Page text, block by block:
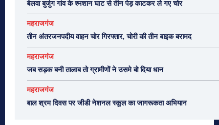
बेलवा बुर्जुग गांव के श्मशान घाट से तीन पेड़ काटकर ले गए चोर
महराजगंज
तीन अंतरजनपदीय वाहन चोर गिरफ्तार, चोरी की तीन बाइक बरामद
महराजगंज
जब सड़क बनी तालाब तो ग्रामीणों ने उसमे बो दिया धान
महराजगंज
बाल श्रम दिवस पर जीडी नेशनल स्कूल का जागरूकता अभियान